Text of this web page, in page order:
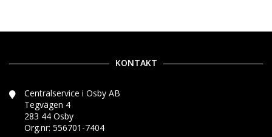
KONTAKT
Centralservice i Osby AB
Tegvägen 4
283 44 Osby
Org.nr: 556701-7404